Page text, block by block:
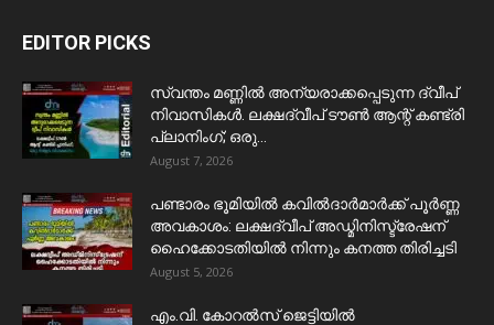
EDITOR PICKS
സ്വന്തം മണ്ണിൽ അന്യരാക്കപ്പെടുന്ന ദ്വീപ്
നിവാസികൾ. ലക്ഷദ്വീപ് ടൗൺ ആന്റ് കണ്ട്രി
പ്ലാനിംഗ്; ഒരു...
August 7, 2026
പണ്ടാരം ഭൂമിയിൽ കവിൽദാർമാർക്ക് പൂർണ്ണ
അവകാശം: ലക്ഷദ്വീപ് അഡ്മിനിസ്ട്രേഷന്
ഹൈക്കോടതിയിൽ നിന്നും കനത്ത തിരിച്ചടി
August 5, 2026
​എം.വി. കോറൽസ് ജെട്ടിയിൽ